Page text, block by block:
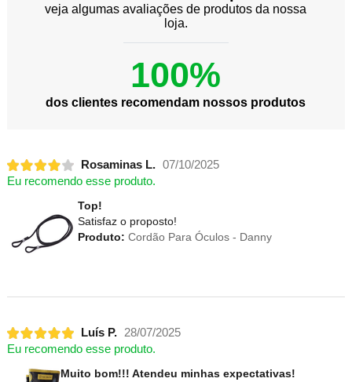
veja algumas avaliações de produtos da nossa
loja.
100%
dos clientes recomendam nossos produtos
Rosaminas L. 07/10/2025
Eu recomendo esse produto.
Top!
Satisfaz o proposto!
Produto: Cordão Para Óculos - Danny
Luís P.
28/07/2025
Eu recomendo esse produto.
Muito bom!!! Atendeu minhas expectativas!